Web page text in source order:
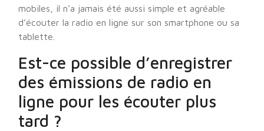
mobiles, il n’a jamais été aussi simple et agréable
d’écouter la radio en ligne sur son smartphone ou sa
tablette.
Est-ce possible d’enregistrer
des émissions de radio en
ligne pour les écouter plus
tard ?